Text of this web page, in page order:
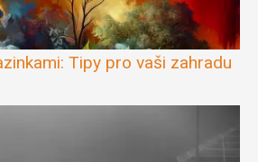
Tipy pro vaši zahradu